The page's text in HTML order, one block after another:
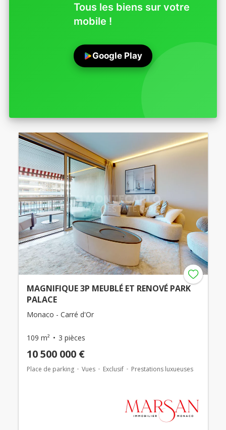
Tous les biens sur votre
mobile !
Google Play
MAGNIFIQUE 3P MEUBLÉ ET RENOVÉ PARK
PALACE
Monaco - Carré d'Or
109 m² 3 pièces
10 500 000 €
Place de parking Vues Exclusif Prestations luxueuses